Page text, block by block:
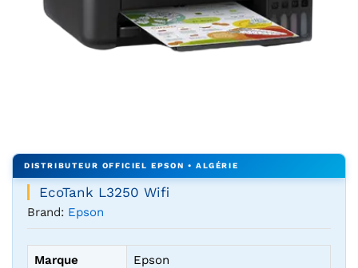
EcoTank L3250 Wifi
Brand: Epson
Marque Epson